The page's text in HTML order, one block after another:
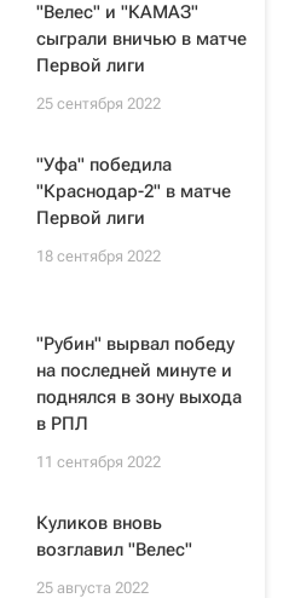
"Велес" и "КАМАЗ"
сыграли вничью в матче
Первой лиги
25 сентября 2022
"Уфа" победила
"Краснодар-2" в матче
Первой лиги
18 сентября 2022
"Рубин" вырвал победу
на последней минуте и
поднялся в зону выхода
в РПЛ
11 сентября 2022
Куликов вновь
возглавил "Велес"
25 августа 2022